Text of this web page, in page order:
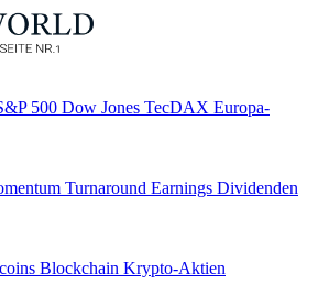
500 Dow Jones TecDAX Europa-
Turnaround Earnings Dividenden
Blockchain Krypto-Aktien